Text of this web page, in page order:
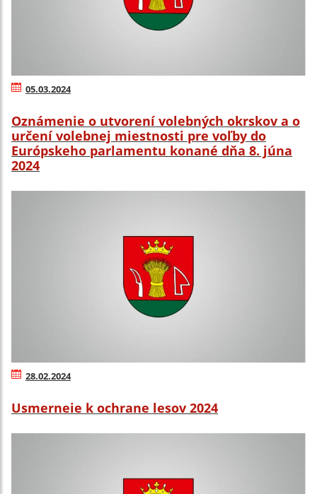
05.03.2024
Oznámenie o utvorení volebných okrskov a o
určení volebnej miestnosti pre voľby do
Európskeho parlamentu konané dňa 8. júna
2024
28.02.2024
Usmerneie k ochrane lesov 2024